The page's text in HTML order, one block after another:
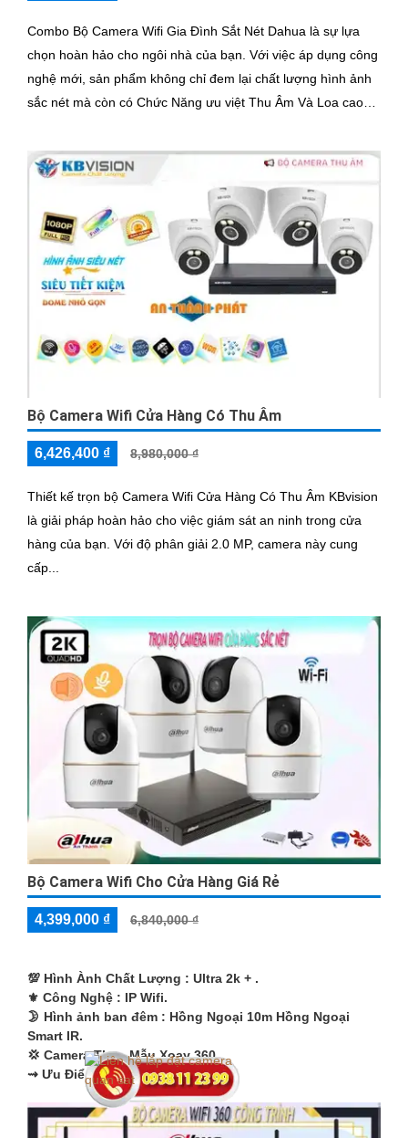
Combo Bộ Camera Wifi Gia Đình Sắt Nét Dahua là sự lựa
chọn hoàn hảo cho ngôi nhà của bạn. Với việc áp dụng công
nghệ mới, sản phẩm không chỉ đem lại chất lượng hình ảnh
sắc nét mà còn có Chức Năng ưu việt Thu Âm Và Loa cao
Bộ Camera Wifi Cửa Hàng Có Thu Âm
6,426,400 ₫ 8,980,000 ₫
Thiết kế trọn bộ Camera Wifi Cửa Hàng Có Thu Âm KBvision
là giải pháp hoàn hảo cho việc giám sát an ninh trong cửa
hàng của bạn. Với độ phân giải 2.0 MP, camera này cung
cấp...
Bộ Camera Wifi Cho Cửa Hàng Giá Rẻ
4,399,000 ₫ 6,840,000 ₫
💯 Hình Ành Chất Lượng : Ultra 2k + .
⚜️ Công Nghệ : IP Wifi.
🌛 Hình ảnh ban đêm : Hồng Ngoại 10m Hồng Ngoại
Smart IR.
💢 Camera Theo MẫuXoay 360.
️⇝ Ưu Điểm :Thu Âm Và Loa.